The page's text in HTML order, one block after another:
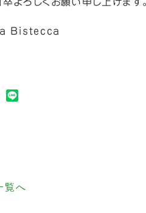
Bistecca
Twitter
覧へ